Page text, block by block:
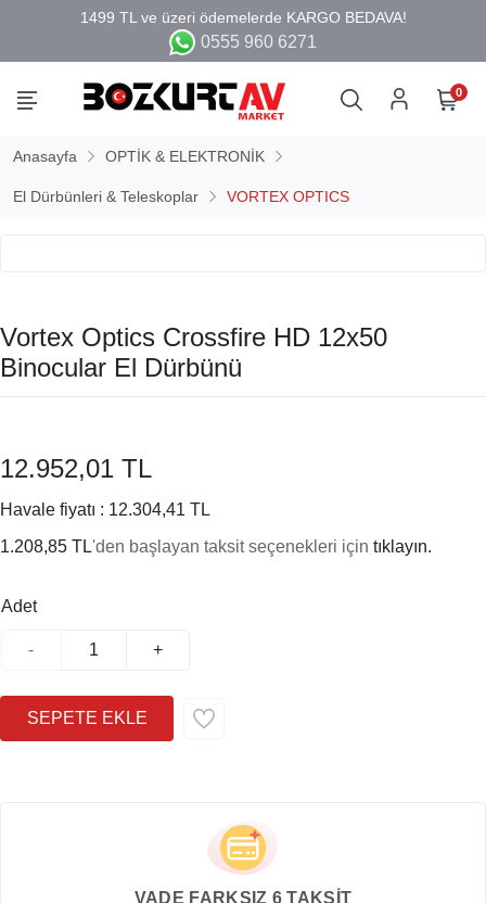
0555 960 6271
0
Anasayfa OPTİK & ELEKTRONİK
El Dürbünleri & Teleskoplar VORTEX OPTICS
Vortex Optics Crossfire HD 12x50
Binocular El Dürbünü
12.952,01 TL
Havale fiyatı : 12.304,41 TL
1.208,85 TL'den başlayan taksit seçenekleri için tıklayın.
Adet
- +
VADE FARKSIZ 6 TAKSİT